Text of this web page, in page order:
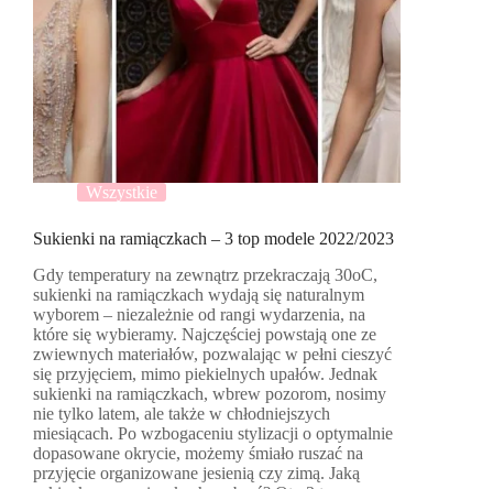
Wszystkie
Sukienki na ramiączkach – 3 top modele 2022/2023
Gdy temperatury na zewnątrz przekraczają 30oC,
sukienki na ramiączkach wydają się naturalnym
wyborem – niezależnie od rangi wydarzenia, na
które się wybieramy. Najczęściej powstają one ze
zwiewnych materiałów, pozwalając w pełni cieszyć
się przyjęciem, mimo piekielnych upałów. Jednak
sukienki na ramiączkach, wbrew pozorom, nosimy
nie tylko latem, ale także w chłodniejszych
miesiącach. Po wzbogaceniu stylizacji o optymalnie
dopasowane okrycie, możemy śmiało ruszać na
przyjęcie organizowane jesienią czy zimą. Jaką